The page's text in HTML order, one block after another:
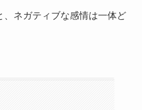
ネガティブな感情は一体ど